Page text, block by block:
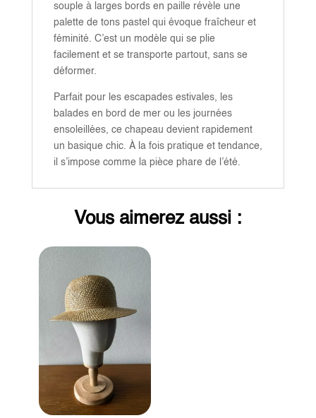
souple à larges bords en paille révèle une
palette de tons pastel qui évoque fraîcheur et
féminité. C’est un modèle qui se plie
facilement et se transporte partout, sans se
déformer.
Parfait pour les escapades estivales, les
balades en bord de mer ou les journées
ensoleillées, ce chapeau devient rapidement
un basique chic. À la fois pratique et tendance,
il s’impose comme la pièce phare de l’été.
Vous aimerez aussi :